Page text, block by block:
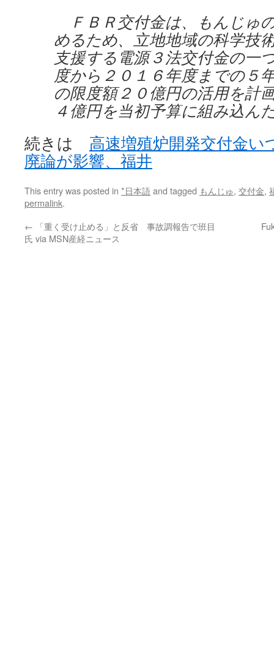
ＦＢＲ交付金は、もんじゅ
めるため、立地地域の科学技
支援する電源３法交付金の一
度から２０１６年度までの５
の限度額２０億円の活用を計
４億円を当初予算に組み込ん
続きは 高速増殖炉開発交付金
廃論が影響、福井
This entry was posted in *日本語and tagged もんじゅ, 交付金,
permalink.
← 「重く受け止める」と反省 事故調報告で班目
氏 via MSN産経ニュース